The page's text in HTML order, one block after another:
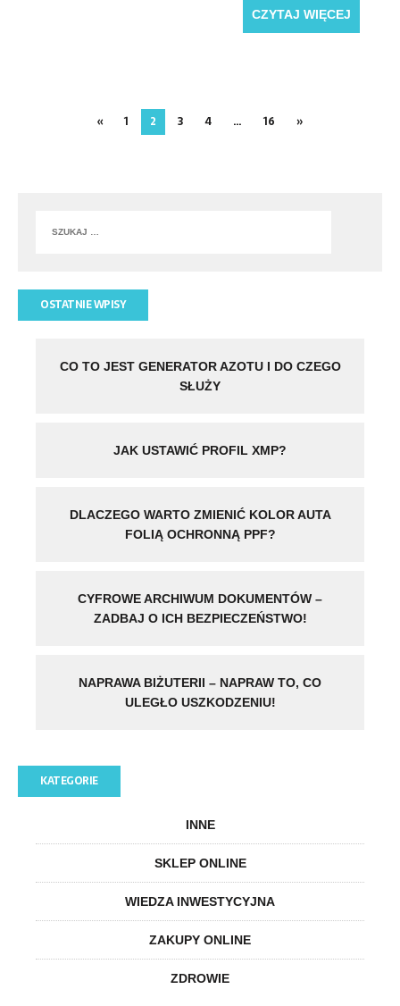
CZYTAJ WIĘCEJ
« 1 2 3 4 … 16 »
OSTATNIE WPISY
CO TO JEST GENERATOR AZOTU I DO CZEGO
SŁUŻY
JAK USTAWIĆ PROFIL XMP?
DLACZEGO WARTO ZMIENIĆ KOLOR AUTA
FOLIĄ OCHRONNĄ PPF?
CYFROWE ARCHIWUM DOKUMENTÓW –
ZADBAJ O ICH BEZPIECZEŃSTWO!
NAPRAWA BIŻUTERII – NAPRAW TO, CO
ULEGŁO USZKODZENIU!
KATEGORIE
INNE
SKLEP ONLINE
WIEDZA INWESTYCYJNA
ZAKUPY ONLINE
ZDROWIE